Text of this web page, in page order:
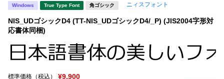
Windows True Type Font 角ゴシック ニィスフォント
NIS_UDゴシックD4 (TT-NIS_UDゴシックD4/_P) (JIS2004字形対
応書体同梱)
標準価格（税込） ¥9,900